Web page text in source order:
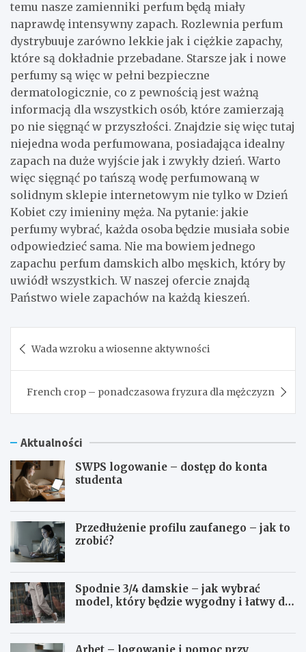
temu nasze zamienniki perfum będą miały
naprawdę intensywny zapach. Rozlewnia perfum
dystrybuuje zarówno lekkie jak i ciężkie zapachy,
które są dokładnie przebadane. Starsze jak i nowe
perfumy są więc w pełni bezpieczne
dermatologicznie, co z pewnością jest ważną
informacją dla wszystkich osób, które zamierzają
po nie sięgnąć w przyszłości. Znajdzie się więc tutaj
niejedna woda perfumowana, posiadająca idealny
zapach na duże wyjście jak i zwykły dzień. Warto
więc sięgnąć po tańszą wodę perfumowaną w
solidnym sklepie internetowym nie tylko w Dzień
Kobiet czy imieniny męża. Na pytanie: jakie
perfumy wybrać, każda osoba będzie musiała sobie
odpowiedzieć sama. Nie ma bowiem jednego
zapachu perfum damskich albo męskich, który by
uwiódł wszystkich. W naszej ofercie znajdą
Państwo wiele zapachów na każdą kieszeń.
wpisu
Wada wzroku a wiosenne aktywności
French crop – ponadczasowa fryzura dla mężczyzn
Aktualności
SWPS logowanie – dostęp do konta
studenta
Przedłużenie profilu zaufanego – jak to
zrobić?
Spodnie 3/4 damskie – jak wybrać
model, który będzie wygodny i łatwy do